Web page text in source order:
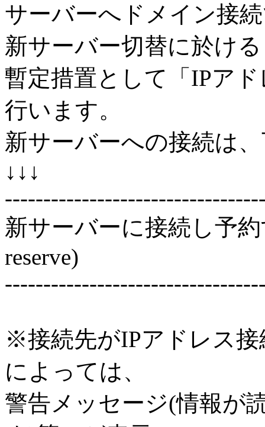
サーバーへドメイン接
新サーバー切替に於け
暫定措置として「IPア
行います。
新サーバーへの接続は
↓↓↓
新サーバーに接続し予約
reserve)
※接続先がIPアドレス
によっては、
警告メッセージ(情報が